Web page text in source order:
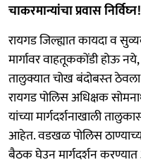
चाकरमान्यांचा प्रवास निर्विघ्‍न!
रायगड जिल्ह्यात कायदा व
मार्गावर वाहतूककोंडी होऊ
तालुक्यात चोख बंदोबस्‍त ठेवला
रायगड पोलिस अधिक्षक
यांच्या मार्गदर्शनाखाली
आहेत. वडखळ पोलिस
बैठक घेउन मार्गदर्शन